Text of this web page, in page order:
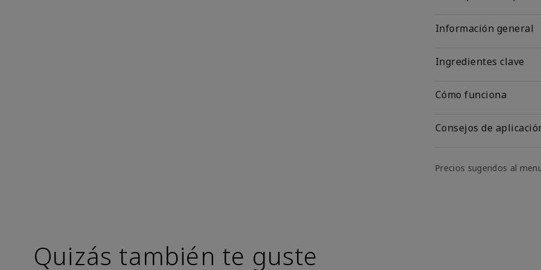
Información general
Ingredientes clave
Cómo funciona
Consejos de
Precios sugeridos al
Quizás también te guste